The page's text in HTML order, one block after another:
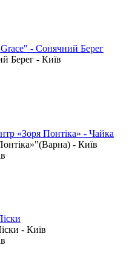
- Сонячний Берег
Берег - Київ
«Зоря Понтіка» - Чайка
- Київ
- Київ